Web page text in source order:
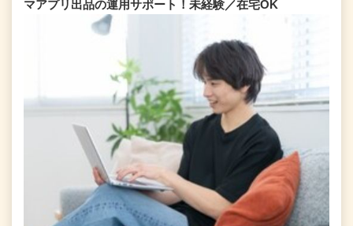
マアプリ出品の運用サポート！未経験／在宅OK